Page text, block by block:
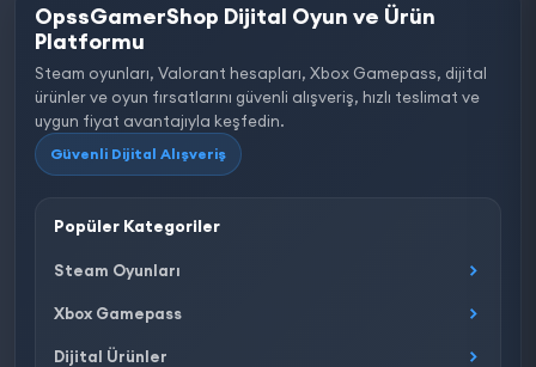
OpssGamerShop Dijital Oyun ve Ürün
Platformu
Steam oyunları, Valorant hesapları, Xbox Gamepass, dijital
ürünler ve oyun fırsatlarını güvenli alışveriş, hızlı teslimat ve
uygun fiyat avantajıyla keşfedin.
Güvenli Dijital Alışveriş
Popüler Kategoriler
Steam Oyunları
Xbox Gamepass
Dijital Ürünler